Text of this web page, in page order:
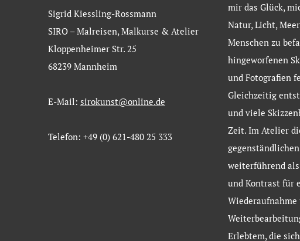
Sigrid Kiessling-Rossmann
SIRO – Malreisen, Malkurse & Atelier
Kloppenheimer Str. 25
68239 Mannheim
E-Mail: sirokunst@online.de
Telefon: +49 (0) 621-480 25 333
mir das Glück,
Natur, Licht,
Menschen zu
hingeworfenen
und Fotografien
Gleichzeitig
und viele
Zeit. Im Atelier
weiterführend
und Kontrast für
Wiederaufnahme
Erlebtem, die